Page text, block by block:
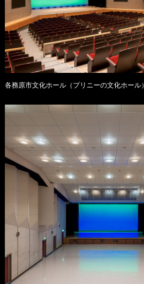
各務原市文化ホール（プリニーの文化ホール）